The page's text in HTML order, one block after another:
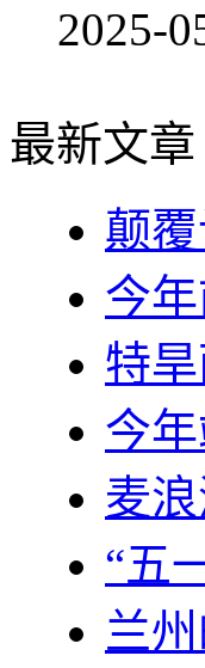
2025-
最新文章
颠
今
特
今
麦
“五
兰